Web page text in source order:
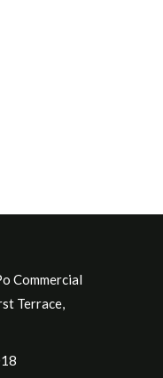
Commercial
Terrace,